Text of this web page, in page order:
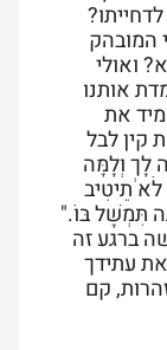
המובהק
ואולי
אותנו
את
קין לבל
לָךְ וְלָמָּה
תֵיטִיב
תִּמְשָׁל בּוֹ.
"
ברגע זה
עתידך
קם